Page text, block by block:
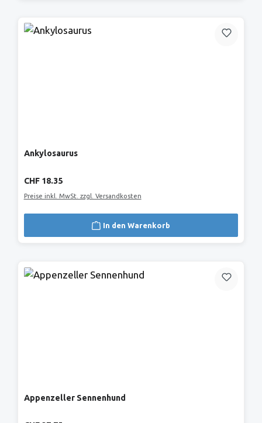
Ankylosaurus
Regulärer Preis:
CHF 18.35
Preise inkl. MwSt. zzgl. Versandkosten
In den Warenkorb
Appenzeller Sennenhund